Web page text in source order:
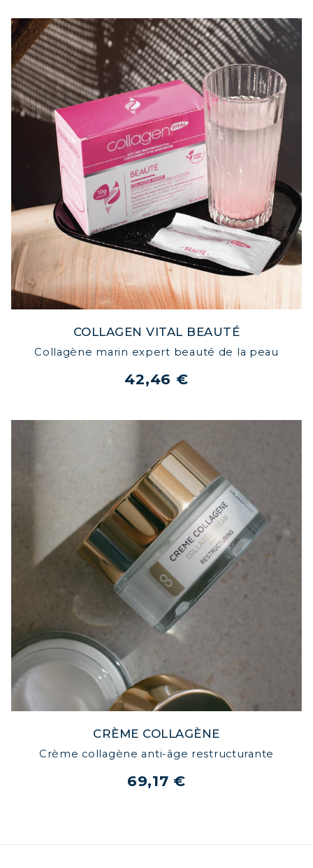
COLLAGEN VITAL BEAUTÉ
Collagène marin expert beauté de la peau
42,46 €
CRÈME COLLAGÈNE
Crème collagène anti-âge restructurante
69,17 €